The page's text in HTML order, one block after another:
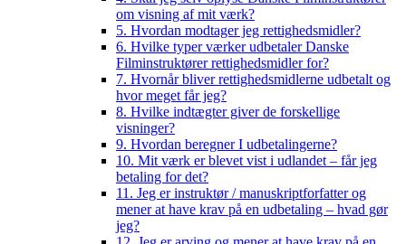
om visning af mit værk?
5. Hvordan modtager jeg rettighedsmidler?
6. Hvilke typer værker udbetaler Danske
Filminstruktører rettighedsmidler for?
7. Hvornår bliver rettighedsmidlerne udbetalt og
hvor meget får jeg?
8. Hvilke indtægter giver de forskellige
visninger?
9. Hvordan beregner I udbetalingerne?
10. Mit værk er blevet vist i udlandet – får jeg
betaling for det?
11. Jeg er instruktør / manuskriptforfatter og
mener at have krav på en udbetaling – hvad gør
jeg?